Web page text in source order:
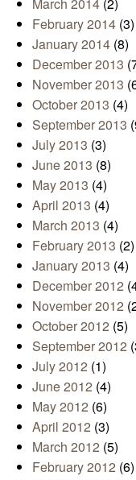
March 2014 (2)
February 2014 (3)
January 2014 (8)
December 2013
November 2013
October 2013 (4)
September 2013
July 2013 (3)
June 2013 (8)
May 2013 (4)
April 2013 (4)
March 2013 (4)
February 2013 (2)
January 2013 (4)
December 2012
November 2012
October 2012 (5)
September 2012
July 2012 (1)
June 2012 (4)
May 2012 (6)
April 2012 (3)
March 2012 (5)
February 2012 (6)